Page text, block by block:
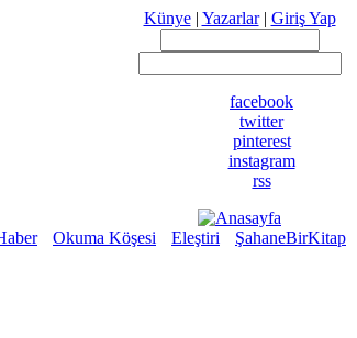
Künye| Yazarlar| Giriş Yap
facebook
twitter
pinterest
instagram
rss
Okuma Köşesi Eleştiri ŞahaneBirKitap